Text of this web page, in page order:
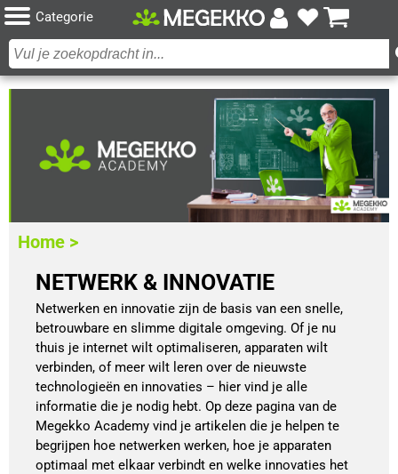
Categorie
Home >
NETWERK & INNOVATIE
Netwerken en innovatie zijn de basis van een snelle,
betrouwbare en slimme digitale omgeving. Of je nu
thuis je internet wilt optimaliseren, apparaten wilt
verbinden, of meer wilt leren over de nieuwste
technologieën en innovaties – hier vind je alle
informatie die je nodig hebt. Op deze pagina van de
Megekko Academy vind je artikelen die je helpen te
begrijpen hoe netwerken werken, hoe je apparaten
optimaal met elkaar verbindt en welke innovaties het